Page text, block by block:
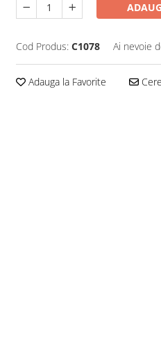
Cod Produs: C1078 Ai nevoie
Adauga la Favorite